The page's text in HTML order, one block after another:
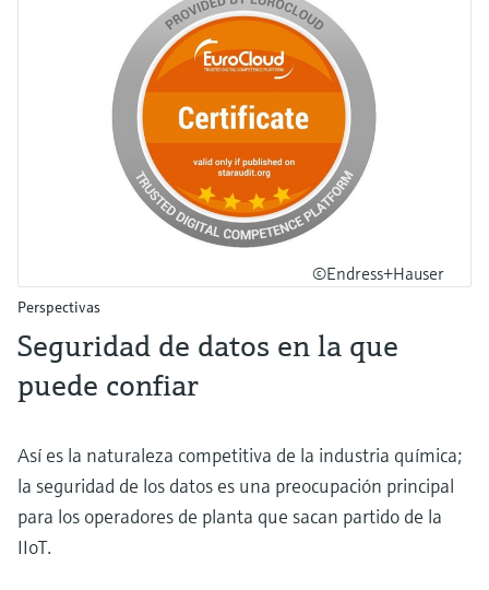
©Endress+Hauser
Perspectivas
Seguridad de datos en la que
puede confiar
Así es la naturaleza competitiva de la industria química;
la seguridad de los datos es una preocupación principal
para los operadores de planta que sacan partido de la
IIoT.